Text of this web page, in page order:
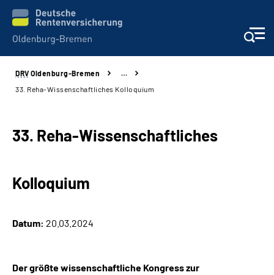
Services
Karriere
DRV Oldenburg-Bremen
…
33. Reha-Wissenschaftliches Kolloquium
33. Reha-Wissenschaftliches
Kolloquium
Datum: 20.03.2024
Der größte wissenschaftliche Kongress zur